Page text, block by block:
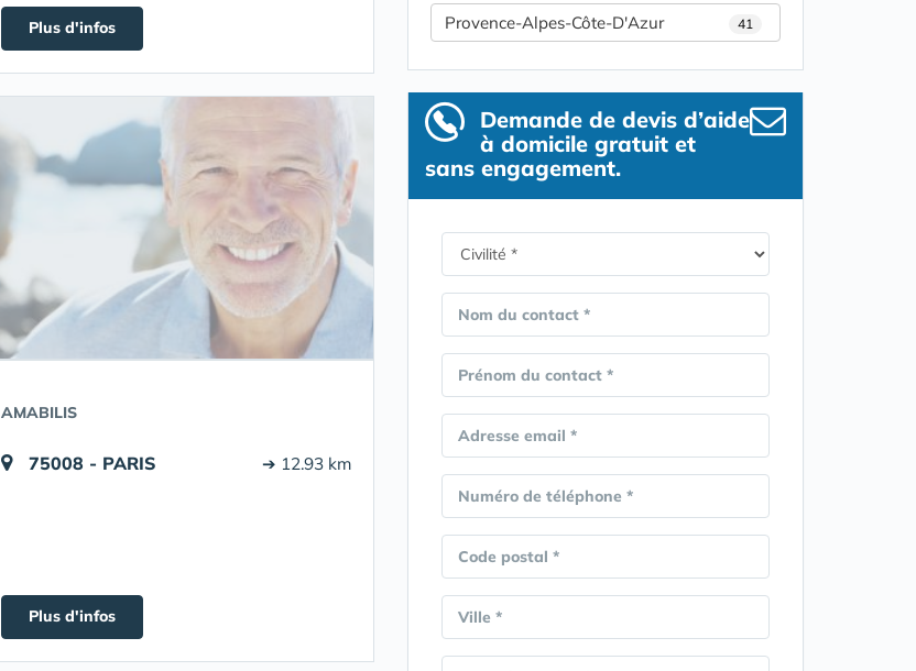
Plus d'infos
AMABILIS
75008 - PARIS ➔ 12.93 km
Plus d'infos
Provence-Alpes-Côte-D'Azur 41
Demande de devis d’aide
à domicile gratuit et
sans engagement.
Nom du contact *
Prénom du contact *
Adresse email *
Numéro de téléphone *
Code postal *
Ville *